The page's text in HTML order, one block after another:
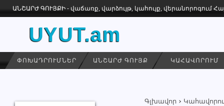
ԱՆՇԱՐԺ ԳՈՒՅՔԻ - վաճառք, վարձույթ, կահույք, վերանորոգում
UYUT.am
ՓՈԽԱԴՐՈՒՄՆԵՐ ԱՆՇԱՐԺ ԳՈՒՅՔ ԿԱՀԱՎՈՐՈՒՄ
Գլխավոր